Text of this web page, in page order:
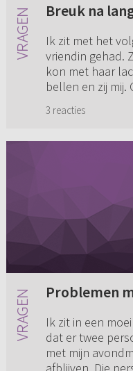
Breuk na
Ik zit met het
vriendin gehad.
kon met haar
bellen en zij mij.
3 reacties
Problemen
Ik zit in een
dat er twee
met mijn